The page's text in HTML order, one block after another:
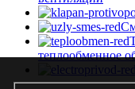
теплообменное